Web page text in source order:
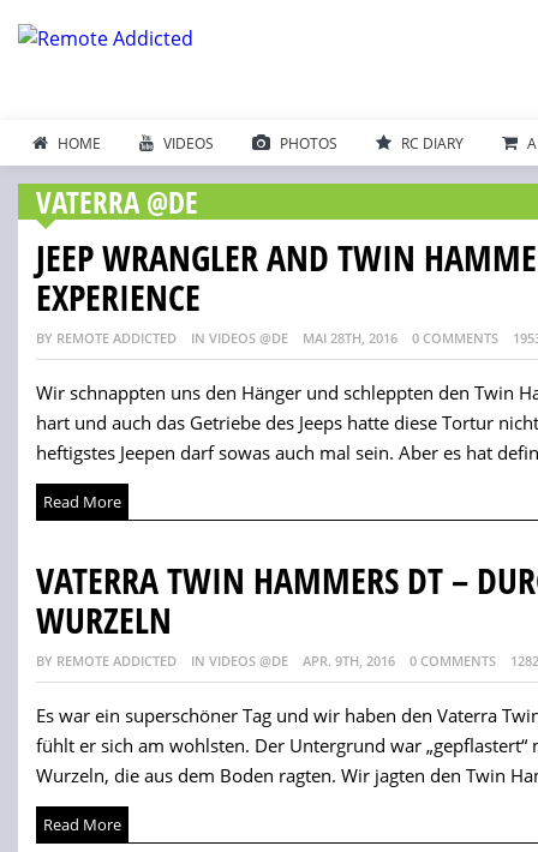
HOME VIDEOS PHOTOS RC DIARY
VATERRA @DE
JEEP WRANGLER AND TWIN
EXPERIENCE
BY REMOTE ADDICTED IN VIDEOS @DE MAI 28TH, 2016 0 COMMENTS
Wir schnappten uns den Hänger und schleppten den Twin
hart und auch das Getriebe des Jeeps hatte diese Tortur
heftigstes Jeepen darf sowas auch mal sein. Aber es hat
Read More
VATERRA TWIN HAMMERS DT –
WURZELN
BY REMOTE ADDICTED IN VIDEOS @DE APR. 9TH, 2016 0 COMMENTS
Es war ein superschöner Tag und wir haben den Vaterra
fühlt er sich am wohlsten. Der Untergrund war
Wurzeln, die aus dem Boden ragten. Wir jagten den Twin
Read More